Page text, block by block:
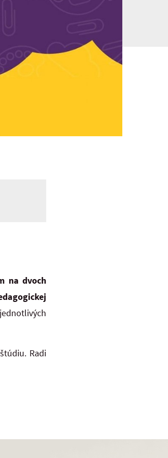
na dvoch
Radi